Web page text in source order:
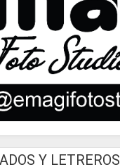
Y LETREROS